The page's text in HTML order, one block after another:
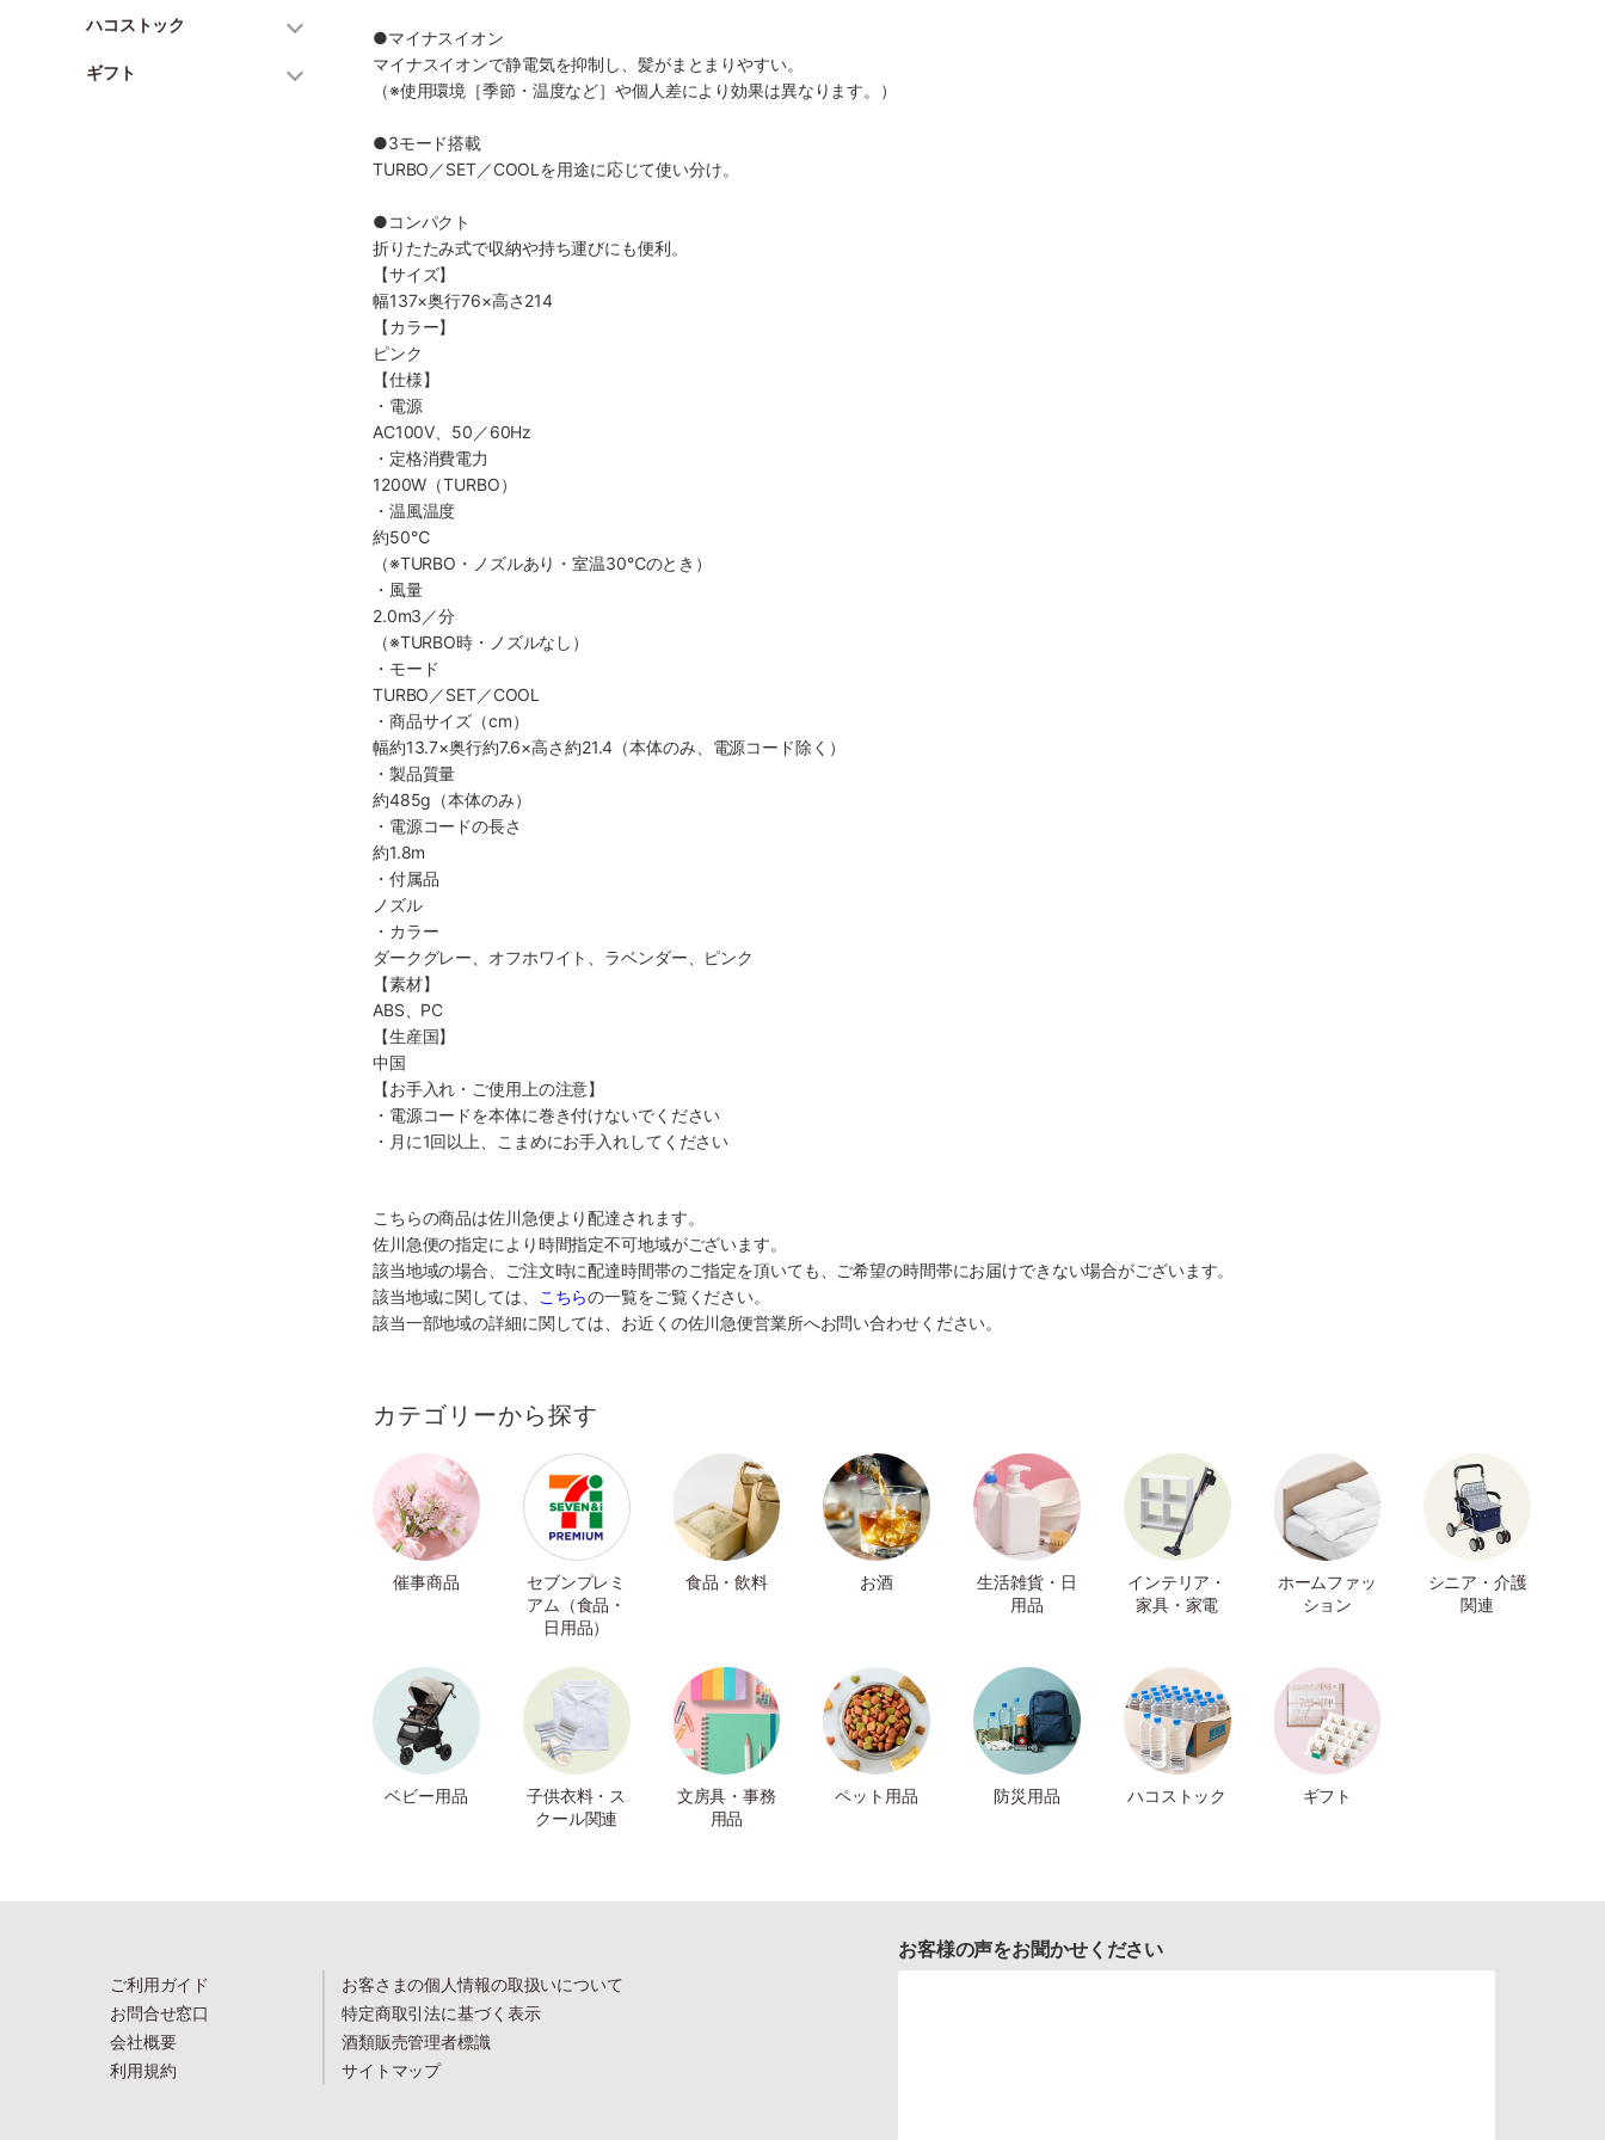
ハコストック
ギフト
●マイナスイオン
マイナスイオンで静電気を抑制し、髪がまとまりやすい。
（※使用環境［季節・温度など］や個人差により効果は異なります。）
●3モード搭載
TURBO／SET／COOLを用途に応じて使い分け。
●コンパクト
折りたたみ式で収納や持ち運びにも便利。
【サイズ】
幅137×奥行76×高さ214
【カラー】
ピンク
【仕様】
・電源
AC100V、50／60Hz
・定格消費電力
1200W（TURBO）
・温風温度
約50℃
（※TURBO・ノズルあり・室温30℃のとき）
・風量
2.0m3／分
（※TURBO時・ノズルなし）
・モード
TURBO／SET／COOL
・商品サイズ（cm）
幅約13.7×奥行約7.6×高さ約21.4（本体のみ、電源コード除く）
・製品質量
約485g（本体のみ）
・電源コードの長さ
約1.8m
・付属品
ノズル
・カラー
ダークグレー、オフホワイト、ラベンダー、ピンク
【素材】
ABS、PC
【生産国】
中国
【お手入れ・ご使用上の注意】
・電源コードを本体に巻き付けないでください
・月に1回以上、こまめにお手入れしてください
こちらの商品は佐川急便より配達されます。
佐川急便の指定により時間指定不可地域がございます。
該当地域の場合、ご注文時に配達時間帯のご指定を頂いても、ご希望の時間帯にお届けできない場合がございます。
該当地域に関しては、
こちらの一覧をご覧ください。
該当一部地域の詳細に関しては、お近くの佐川急便営業所へお問い合わせください。
カテゴリーから探す
催事商品
セブンプレミ
アム（食品・
日用品）
食品・飲料 お酒
生活雑貨・日
用品
インテリア・
家具・家電
ホームファッ
ション
シニア・介護
関連
ベビー用品
子供衣料・ス
クール関連
文房具・事務
用品
ペット用品 防災用品 ハコストック ギフト
ご利用ガイド
お問合せ窓口
会社概要
利用規約
お客さまの個人情報の取扱いについて
特定商取引法に基づく表示
酒類販売管理者標識
サイトマップ
お客様の声をお聞かせください